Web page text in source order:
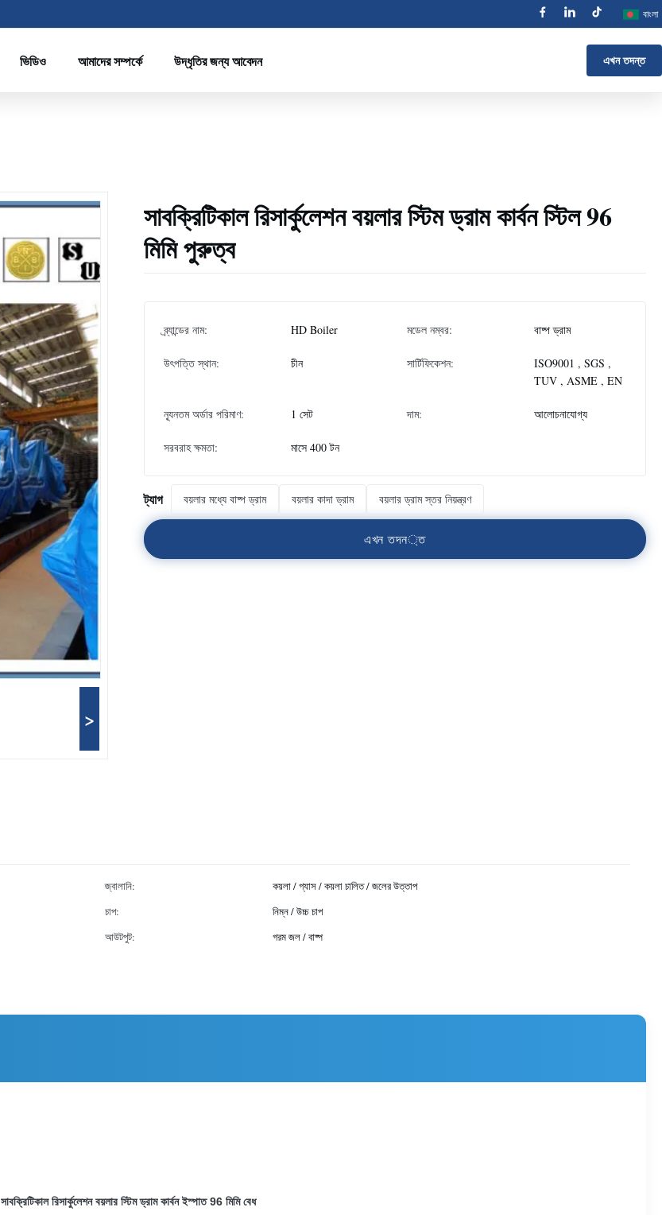
বাংলা
ভিডিও আমাদের সম্পর্কে উদ্ধৃতির জন্য আবেদন এখন তদন্ত
>
সাবক্রিটিকাল রিসার্কুলেশন বয়লার স্টিম ড্রাম কার্বন স্টিল 96
মিমি পুরুত্ব
ব্র্যান্ডের নাম: HD Boiler মডেল নম্বর: বাষ্প ড্রাম
উৎপত্তি স্থান: চীন সার্টিফিকেশন:
ISO9001 , SGS ,
TUV , ASME , EN
ন্যূনতম অর্ডার পরিমাণ: 1 সেট দাম: আলোচনাযোগ্য
সরবরাহ ক্ষমতা: মাসে 400 টন
ট্যাগ বয়লার মধ্যে বাষ্প ড্রাম বয়লার কাদা ড্রাম বয়লার ড্রাম স্তর নিয়ন্ত্রণ
এখন তদন্ত
জ্বালানি:
কয়লা / গ্যাস / কয়লা চালিত / জলের উত্তাপ
চাপ:
নিম্ন / উচ্চ চাপ
আউটপুট:
গরম জল / বাষ্প
সাবক্রিটিকাল রিসার্কুলেশন বয়লার স্টিম ড্রাম কার্বন ইস্পাত 96 মিমি বেধ